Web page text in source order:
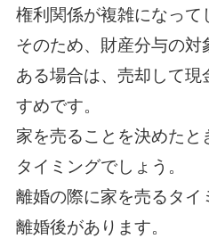
権利関係が複雑になって
そのため、財産分与の
ある場合は、売却して現
すめです。
家を売ることを決めた
タイミングでしょう。
離婚の際に家を売るタイ
離婚後があります。